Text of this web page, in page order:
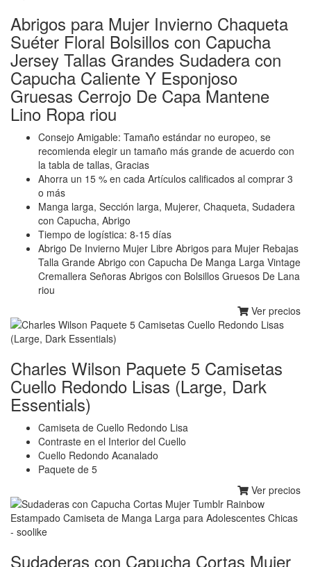
Abrigos para Mujer Invierno Chaqueta
Suéter Floral Bolsillos con Capucha
Jersey Tallas Grandes Sudadera con
Capucha Caliente Y Esponjoso
Gruesas Cerrojo De Capa Mantene
Lino Ropa riou
Consejo Amigable: Tamaño estándar no europeo, se
recomienda elegir un tamaño más grande de acuerdo con
la tabla de tallas, Gracias
Ahorra un 15 % en cada Artículos calificados al comprar 3
o más
Manga larga, Sección larga, Mujerer, Chaqueta, Sudadera
con Capucha, Abrigo
Tiempo de logística: 8-15 días
Abrigo De Invierno Mujer Libre Abrigos para Mujer Rebajas
Talla Grande Abrigo con Capucha De Manga Larga Vintage
Cremallera Señoras Abrigos con Bolsillos Gruesos De Lana
riou
Ver precios
Charles Wilson Paquete 5 Camisetas
Cuello Redondo Lisas (Large, Dark
Essentials)
Camiseta de Cuello Redondo Lisa
Contraste en el Interior del Cuello
Cuello Redondo Acanalado
Paquete de 5
Ver precios
Sudaderas con Capucha Cortas Mujer